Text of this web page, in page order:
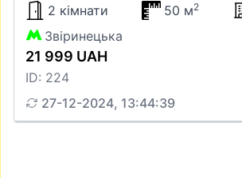
2 кімнати
50 м2
Звіринецька
21 999 UAH
ID: 224
27-12-2024, 13:44:39